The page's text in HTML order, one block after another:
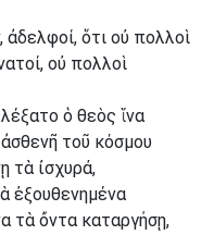
ὅτι οὐ πολλοὶ
οὐ πολλοὶ
ὁ θεὸς ἵνα
τοῦ κόσμου
τὰ ἰσχυρά,
ἐξουθενημένα
τὰ ὄντα καταργήσῃ,